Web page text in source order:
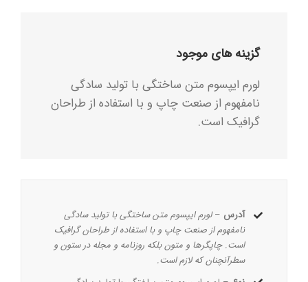
گزینه های موجود
لورم ایپسوم متن ساختگی با تولید سادگی
نامفهوم از صنعت چاپ و با استفاده از طراحان
گرافیک است.
آدرس –لورم ایپسوم متن ساختگی با تولید سادگی
نامفهوم از صنعت چاپ و با استفاده از طراحان گرافیک
است. چاپگرها و متون بلکه روزنامه و مجله در ستون و
سطرآنچنان که لازم است.